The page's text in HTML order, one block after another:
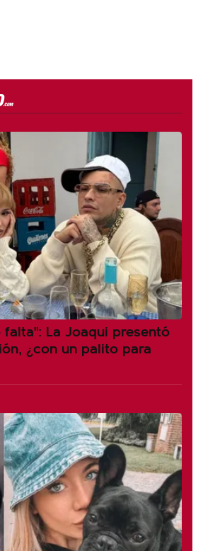
falta": La Joaqui presentó
¿con un palito para